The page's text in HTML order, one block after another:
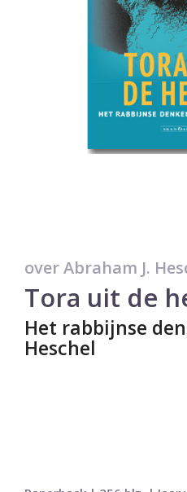
over Abraham J.
Tora uit de
Het rabbijnse
Heschel